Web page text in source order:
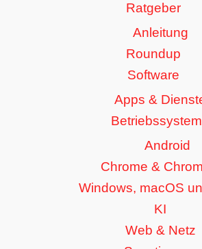
Ratgeber
Anleitung
Roundup
Software
Apps &
Android
Chrome &
Windows, macOS
KI
Web & Netz